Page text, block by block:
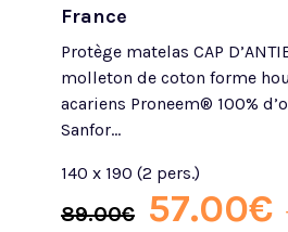
France
Protège matelas CAP
molleton de coton forme
acariens Proneem® 100%
Sanfor...
140 x 190 (2 pers.)
89.00€ 57.00€